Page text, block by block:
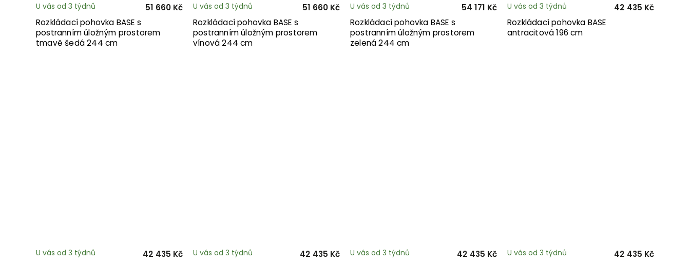
Rozkládací pohovka BASE s
postranním úložným prostorem
tmavě šedá 244 cm
U vás od 3 týdnů
51 660 Kč
Rozkládací pohovka BASE s
postranním úložným prostorem
vínová 244 cm
U vás od 3 týdnů
51 660 Kč
Rozkládací pohovka BASE s
postranním úložným prostorem
zelená 244 cm
U vás od 3 týdnů
54 171 Kč
Rozkládací pohovka BASE
antracitová 196 cm
U vás od 3 týdnů 42 435 Kč
U vás od 3 týdnů
42 435 Kč
U vás od 3 týdnů
42 435 Kč
U vás od 3 týdnů
42 435 Kč
U vás od 3 týdnů 42 435 Kč